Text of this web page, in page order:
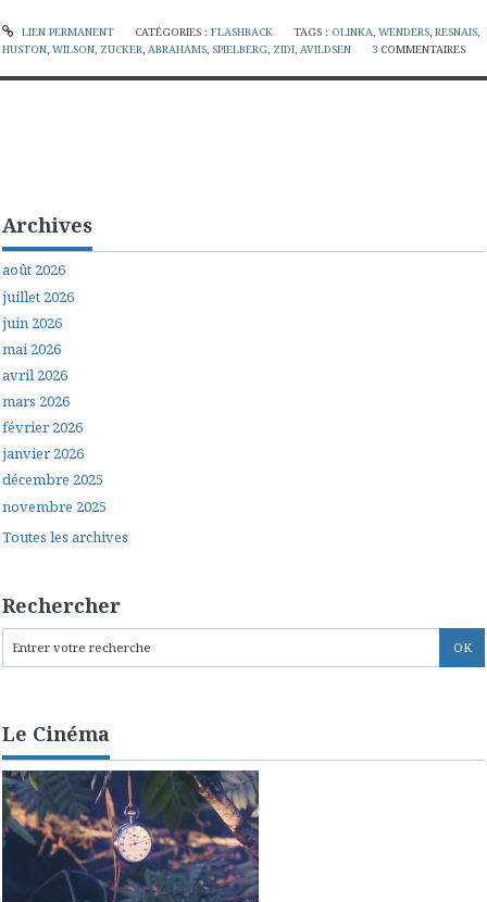
LIEN PERMANENT CATÉGORIES : FLASHBACK TAGS : OLINKA,WENDERS,RESNAIS,
HUSTON, WILSON, ZUCKER, ABRAHAMS, SPIELBERG, ZIDI, AVILDSEN 3 COMMENTAIRES
Archives
août 2026
juillet 2026
juin 2026
mai 2026
avril 2026
mars 2026
février 2026
janvier 2026
décembre 2025
novembre 2025
Toutes les archives
Rechercher
Le Cinéma